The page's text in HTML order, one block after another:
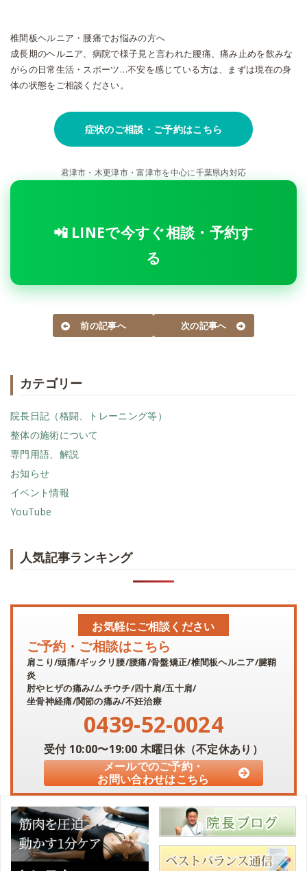
椎間板ヘルニア・腰痛でお悩みの方へ
成長期のヘルニア、病院で様子見と言われた腰痛、痛み止めを飲みな
がらの日常生活・スポーツ…不安を感じている方は、まずは現在の身
体の状態をご相談ください。
症状のご相談・ご予約はこちら
君津市・木更津市・富津市を中心に千葉県内対応
📲 LINEで今すぐ相談・予約す
る
前の記事へ 次の記事へ
カテゴリー
院長日記（格闘、トレーニング等）
整体の施術について
専門用語、解説
お知らせ
イベント情報
YouTube
人気記事ランキング
お気軽にご相談ください
ご予約・ご相談はこちら
肩こり/頭痛/ギックリ腰/腰痛/骨盤矯正/椎間板ヘルニア/腱鞘
炎
肘やヒザの痛み/ムチウチ/四十肩/五十肩/
坐骨神経痛/関節の痛み/不妊治療
0439-52-0024
受付 10:00〜19:00 木曜日休（不定休あり）
メールでのご予約・
お問い合わせはこちら